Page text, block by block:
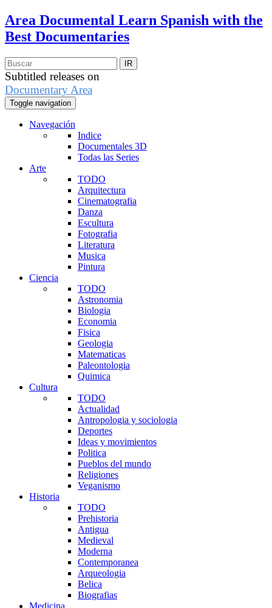
Area Documental Learn Spanish with the
Best Documentaries
Subtitled releases on
Documentary Area
Toggle navigation
Navegación
Indice
Documentales 3D
Todas las Series
Arte
TODO
Arquitectura
Cinematografia
Danza
Escultura
Fotografia
Literatura
Musica
Pintura
Ciencia
TODO
Astronomia
Biologia
Economia
Fisica
Geologia
Matematicas
Paleontologia
Quimica
Cultura
TODO
Actualidad
Antropologia y sociologia
Deportes
Ideas y movimientos
Politica
Pueblos del mundo
Religiones
Veganismo
Historia
TODO
Prehistoria
Antigua
Medieval
Moderna
Contemporanea
Arqueologia
Belica
Biografias
Medicina